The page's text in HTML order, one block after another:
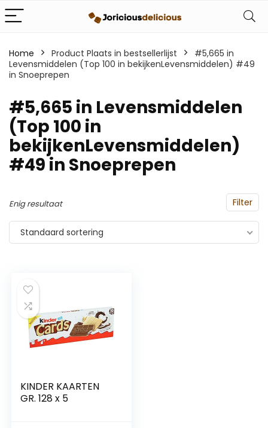
Home Product Plaats in bestsellerlijst
#5,665 in
Levensmiddelen (Top 100 in bekijkenLevensmiddelen) #49
in Snoeprepen
#5,665 in Levensmiddelen
(Top 100 in
bekijkenLevensmiddelen)
#49 in Snoeprepen
Filter
Enig resultaat
Standaard sortering
KINDER KAARTEN
GR. 128 x 5